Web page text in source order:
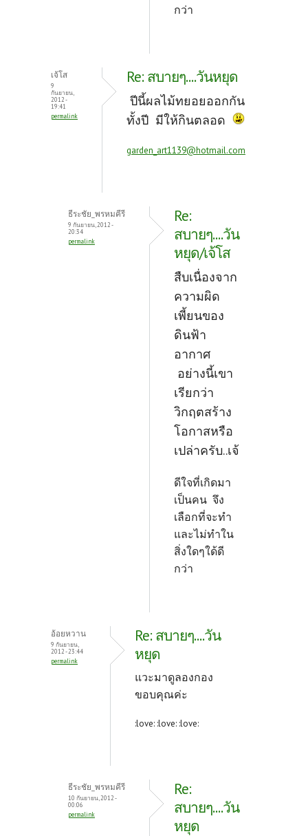
กว่า
เจ้โส
9
กันยายน,
2012 -
19:41
permalink
Re: สบายๆ....วันหยุด
ปีนี้ผลไม้ทยอยออกกัน
ทั้งปี มีให้กินตลอด
garden_art1139@hotmail.com
ธีระชัย_พรหมคีรี
9 กันยายน, 2012 -
20:34
permalink
Re:
สบายๆ....วัน
หยุด/เจ้โส
สืบเนื่องจาก
ความผิด
เพี้ยนของ
ดินฟ้า
อากาศ
อย่างนี้เขา
เรียกว่า
วิกฤตสร้าง
โอกาสหรือ
เปล่าครับ..เจ้
ดีใจที่เกิดมา
เป็นคน จึง
เลือกที่จะทำ
และไม่ทำใน
สิ่งใดๆใด้ดี
กว่า
อ้อยหวาน
9 กันยายน,
2012 - 23:44
permalink
Re: สบายๆ....วัน
หยุด
แวะมาดูลองกอง
ขอบคุณค่ะ
:love: :love: :love:
ธีระชัย_พรหมคีรี
10 กันยายน, 2012 -
00:06
permalink
Re:
สบายๆ....วัน
หยุด